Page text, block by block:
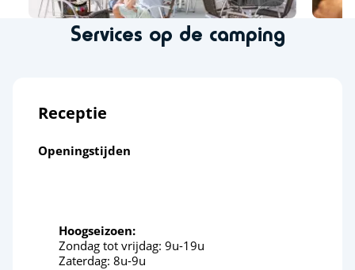
Services op de camping
Receptie
Openingstijden
Hoogseizoen:
Zondag tot vrijdag: 9u-19u
Zaterdag: 8u-9u